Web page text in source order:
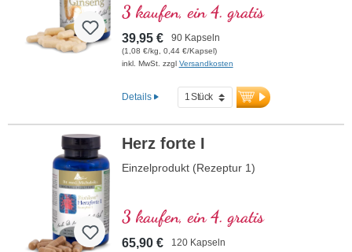
3 kaufen, ein 4. gratis
39,95 € 90 Kapseln
(1,08 €/kg, 0,44 €/Kapsel)
inkl. MwSt. zzgl Versandkosten
Details
Herz forte I
Einzelprodukt (Rezeptur 1)
3 kaufen, ein 4. gratis
65,90 € 120 Kapseln